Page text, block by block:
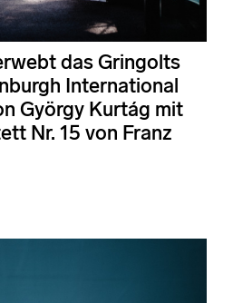
das Gringolts
International
György Kurtág mit
Nr. 15 von Franz